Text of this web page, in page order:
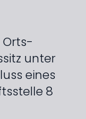
Orts­
unter
eines
8